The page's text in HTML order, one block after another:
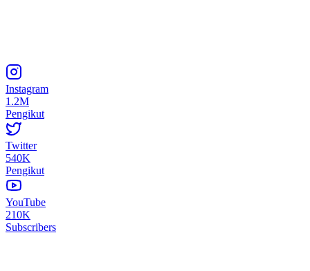
Instagram
1.2M
Pengikut
Twitter
540K
Pengikut
YouTube
210K
Subscribers